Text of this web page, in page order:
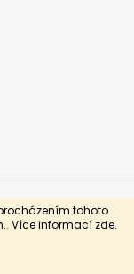
tohoto
Více informací zde.
práva